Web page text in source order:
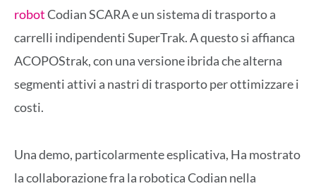
robotCodian SCARA e un sistema di trasporto a
carrelli indipendenti SuperTrak. A questo si affianca
ACOPOStrak, con una versione ibrida che alterna
segmenti attivi a nastri di trasporto per ottimizzare i
costi.
Una demo, particolarmente esplicativa, Ha mostrato
lacollaborazionefra la robotica Codian nella